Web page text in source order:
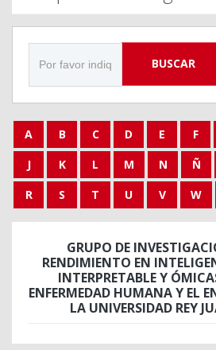
BUSCAR
A B C D E F
J
K L M N Ñ
R
S T U V W
GRUPO DE
RENDIMIENTO EN
INTERPRETABLE Y
ENFERMEDAD HUMANA Y EL
LA UNIVERSIDAD REY